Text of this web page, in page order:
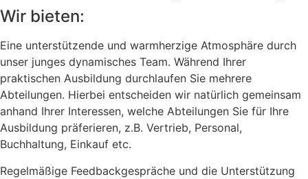
Wir bieten:
Eine unterstützende und warmherzige Atmosphäre durch
unser junges dynamisches Team. Während Ihrer
praktischen Ausbildung durchlaufen Sie mehrere
Abteilungen. Hierbei entscheiden wir natürlich gemeinsam
anhand Ihrer Interessen, welche Abteilungen Sie für Ihre
Ausbildung präferieren, z.B. Vertrieb, Personal,
Buchhaltung, Einkauf etc.
Regelmäßige Feedbackgespräche und die Unterstützung